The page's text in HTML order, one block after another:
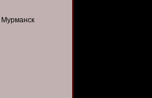
Мурманск